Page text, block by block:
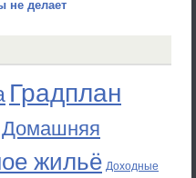
не делает
Градплан
Домашняя
жильё Доходные